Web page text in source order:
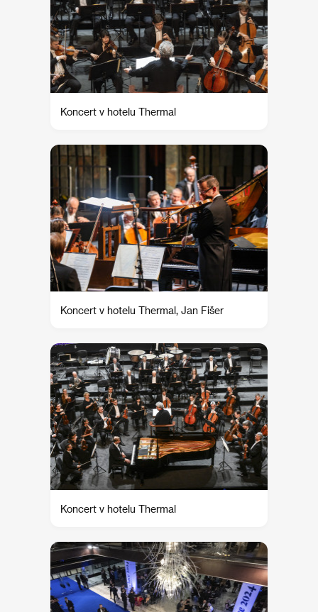
Koncert v hotelu Thermal
Koncert v hotelu Thermal, Jan Fišer
Koncert v hotelu Thermal